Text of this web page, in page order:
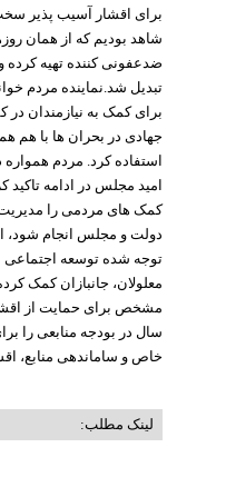
برای اقشار آسیب پذیر
شاهد بودیم که از همان
ضدعفونی کننده تهیه کرده
تبدیل شد.نماینده مردم
برای کمک به نیازمندان در
جهادی در بحران ها با هم
استفاده کرد. مردم
امید مجلس در ادامه تاکید
کمک های مردمی را
دولت و مجلس انجام شود،
توجه شده توسعه اجتماعی
معلولان، جانبازان کمک
مشخص برای حمایت از
سال در بودجه منابعی را
خاص و ساماندهی منابع،
لینک مطلب: